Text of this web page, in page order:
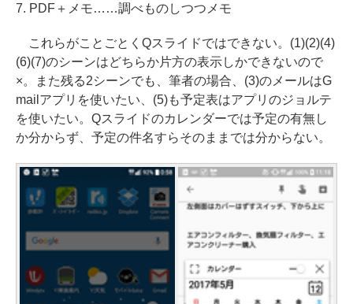
7. PDF＋メモ……調べものしつつメモ
これらがことごとくQスライドではできない。(1)(2)(4)
(6)(7)のシーンはどちらか片方の表示しかできないので
×。また残る2シーンでも、筆者の場合、(3)のメールはG
mailアプリを使いたい、(5)も予定表はアプリのジョルテ
を使いたい。Qスライドのカレンダーでは予定の有無し
か分からず、予定の件名すらそのままでは分からない。